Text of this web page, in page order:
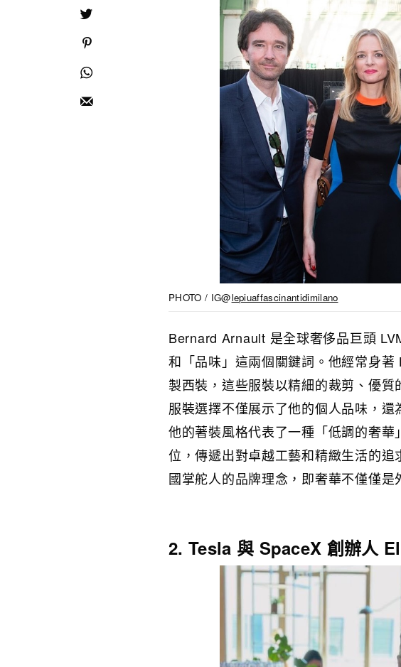
PHOTO / IG@lepiuaffascinantidimilano
Bernard Arnault 是全球奢侈品巨頭
和「品味」這兩個關鍵詞。他經常身
製西裝，這些服裝以精細的裁剪、優
服裝選擇不僅展示了他的個人品味，
他的著裝風格代表了一種「低調的奢
位，傳遞出對卓越工藝和精緻生活的
國掌舵人的品牌理念，即奢華不僅僅
2. Tesla 與 SpaceX 創辦人